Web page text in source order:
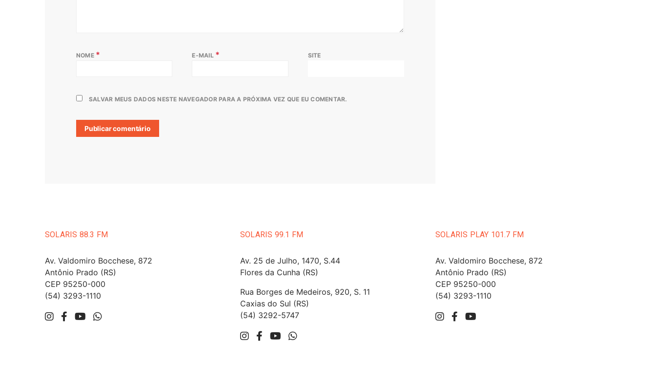
NOME * E-MAIL * SITE
SALVAR MEUS DADOS NESTE NAVEGADOR PARA A PRÓXIMA VEZ QUE EU COMENTAR.
SOLARIS 88.3 FM
Av. Valdomiro Bocchese, 872
Antônio Prado (RS)
CEP 95250-000
(54) 3293-1110
SOLARIS 99.1 FM
Av. 25 de Julho, 1470, S.44
Flores da Cunha (RS)
Rua Borges de Medeiros, 920, S. 11
Caxias do Sul (RS)
(54) 3292-5747
SOLARIS PLAY 101.7 FM
Av. Valdomiro Bocchese, 872
Antônio Prado (RS)
CEP 95250-000
(54) 3293-1110